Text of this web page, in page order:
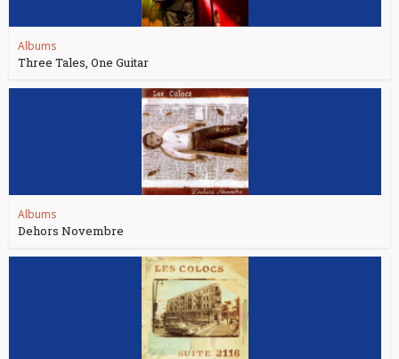
Albums
Three Tales, One Guitar
Albums
Dehors Novembre